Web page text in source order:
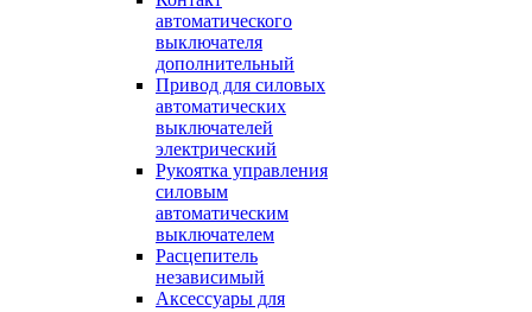
автоматического
выключателя
дополнительный
Привод для силовых
автоматических
выключателей
электрический
Рукоятка управления
силовым
автоматическим
выключателем
Расцепитель
независимый
Аксессуары для